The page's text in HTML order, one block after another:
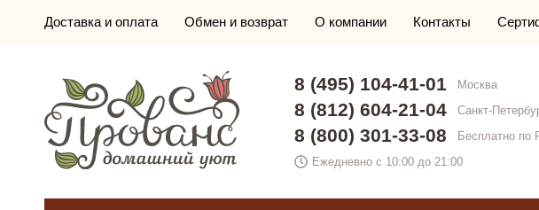
Доставка и оплата Обмен и возврат О компании Контакты
8 (495) 104-41-01 Москва
8 (812) 604-21-04 Санкт-
8 (800) 301-33-08
Бесплатно по
Ежедневно с 10:00 до 21:00